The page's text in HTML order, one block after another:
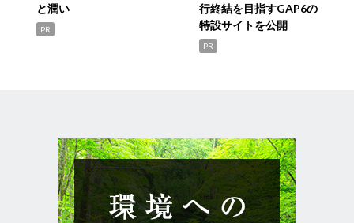
と潤い
PR
行終結を目指すGAP6の
特設サイトを公開
PR